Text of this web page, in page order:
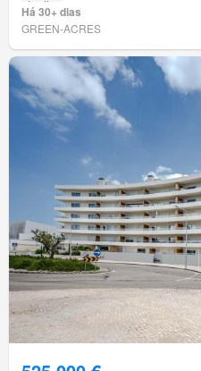
Jardim
Há 30+ dias
GREEN-ACRES